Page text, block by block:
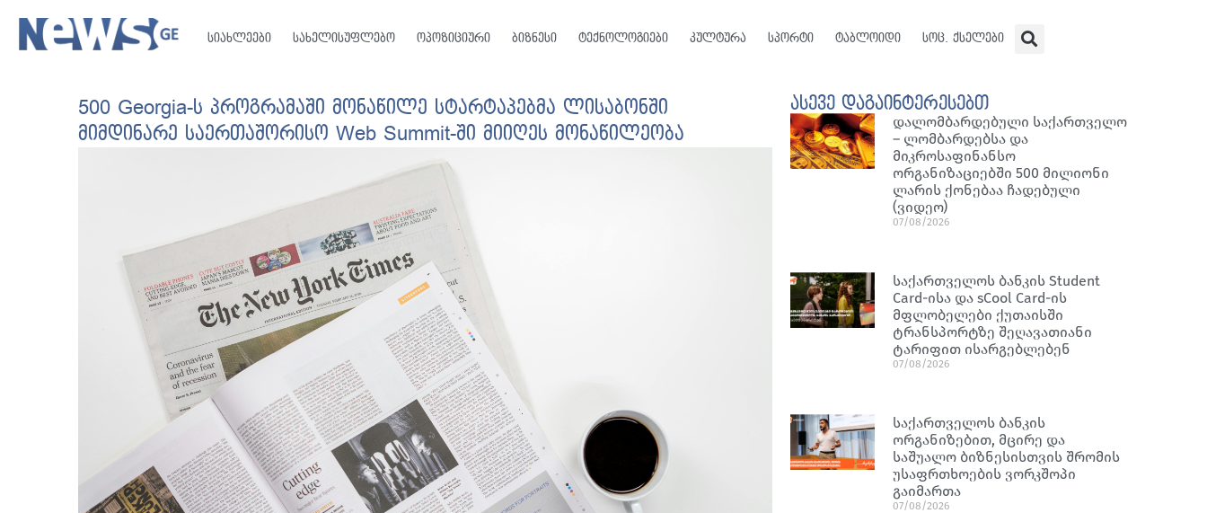
სიახლეები სახელისუფლებო ოპოზიციური ბიზნესი ტექნოლოგიები კულტურა სპორტი ტაბლოიდი სოც. ქსელები
500 Georgia-ს პროგრამაში მონაწილე სტარტაპებმა ლისაბონში
მიმდინარე საერთაშორისო Web Summit-ში მიიღეს მონაწილეობა
ასევე დაგაინტერესებთ
დალომბარდებული საქართველო
– ლომბარდებსა და
მიკროსაფინანსო
ორგანიზაციებში 500 მილიონი
ლარის ქონებაა ჩადებული
(ვიდეო)
07/08/2026
საქართველოს ბანკის Student
Card-ისა და sCool Card-ის
მფლობელები ქუთაისში
ტრანსპორტზე შეღავათიანი
ტარიფით ისარგებლებენ
07/08/2026
საქართველოს ბანკის
ორგანიზებით, მცირე და
საშუალო ბიზნესისთვის შრომის
უსაფრთხოების ვორკშოპი
გაიმართა
07/08/2026